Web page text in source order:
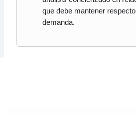
que debe mantener
demanda.